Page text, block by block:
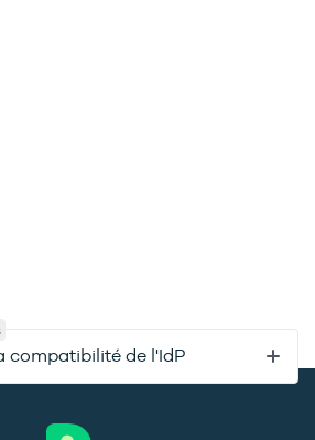
compatibilité de l'IdP